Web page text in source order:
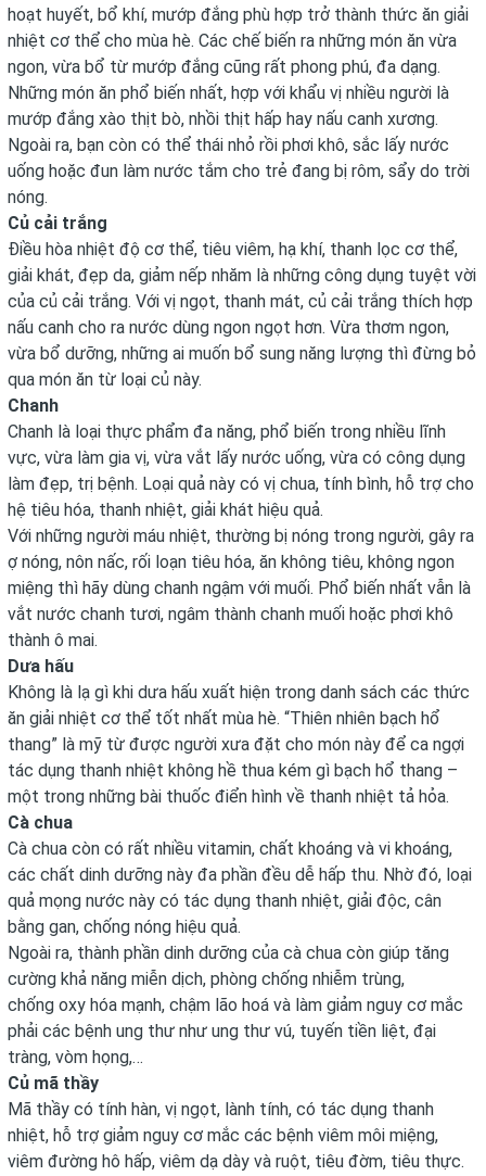
hoạt huyết, bổ khí, mướp đắng phù hợp trở thành thức ăn giải
nhiệt cơ thể cho mùa hè. Các chế biến ra những món ăn vừa
ngon, vừa bổ từ mướp đắng cũng rất phong phú, đa dạng.
Những món ăn phổ biến nhất, hợp với khẩu vị nhiều người là
mướp đắng xào thịt bò, nhồi thịt hấp hay nấu canh xương.
Ngoài ra, bạn còn có thể thái nhỏ rồi phơi khô, sắc lấy nước
uống hoặc đun làm nước tắm cho trẻ đang bị rôm, sẩy do trời
nóng.
Củ cải trắng
Điều hòa nhiệt độ cơ thể, tiêu viêm, hạ khí, thanh lọc cơ thể,
giải khát, đẹp da, giảm nếp nhăm là những công dụng tuyệt vời
của củ cải trắng. Với vị ngọt, thanh mát, củ cải trắng thích hợp
nấu canh cho ra nước dùng ngon ngọt hơn. Vừa thơm ngon,
vừa bổ dưỡng, những ai muốn bổ sung năng lượng thì đừng bỏ
qua món ăn từ loại củ này.
Chanh
Chanh là loại thực phẩm đa năng, phổ biến trong nhiều lĩnh
vực, vừa làm gia vị, vừa vắt lấy nước uống, vừa có công dụng
làm đẹp, trị bệnh. Loại quả này có vị chua, tính bình, hỗ trợ cho
hệ tiêu hóa, thanh nhiệt, giải khát hiệu quả.
Với những người máu nhiệt, thường bị nóng trong người, gây ra
ợ nóng, nôn nấc, rối loạn tiêu hóa, ăn không tiêu, không ngon
miệng thì hãy dùng chanh ngậm với muối. Phổ biến nhất vẫn là
vắt nước chanh tươi, ngâm thành chanh muối hoặc phơi khô
thành ô mai.
Dưa hấu
Không là lạ gì khi dưa hấu xuất hiện trong danh sách các thức
ăn giải nhiệt cơ thể tốt nhất mùa hè. “Thiên nhiên bạch hổ
thang” là mỹ từ được người xưa đặt cho món này để ca ngợi
tác dụng thanh nhiệt không hề thua kém gì bạch hổ thang –
một trong những bài thuốc điển hình về thanh nhiệt tả hỏa.
Cà chua
Cà chua còn có rất nhiều vitamin, chất khoáng và vi khoáng,
các chất dinh dưỡng này đa phần đều dễ hấp thu. Nhờ đó, loại
quả mọng nước này có tác dụng thanh nhiệt, giải độc, cân
bằng gan, chống nóng hiệu quả.
Ngoài ra, thành phần dinh dưỡng của cà chua còn giúp tăng
cường khả năng miễn dịch, phòng chống nhiễm trùng,
chống oxy hóa mạnh, chậm lão hoá và làm giảm nguy cơ mắc
phải các bệnh ung thư như ung thư vú, tuyến tiền liệt, đại
tràng, vòm họng,…
Củ mã thầy
Mã thầy có tính hàn, vị ngọt, lành tính, có tác dụng thanh
nhiệt, hỗ trợ giảm nguy cơ mắc các bệnh viêm môi miệng,
viêm đường hô hấp, viêm dạ dày và ruột, tiêu đờm, tiêu thực.